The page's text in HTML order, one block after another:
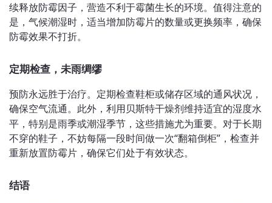
续释放防霉因子，营造不利于霉菌生长的环境。值得注意的
是，气候潮湿时，适当增加防霉片的数量或更换频率，确保
防霉效果不打折。
定期检查，未雨绸缪
预防永远胜于治疗。定期检查鞋柜或储存区域的通风状况，
确保空气流通。此外，利用 贝斯特干燥剂维持适宜的湿度水
平，特别是雨季或潮湿季节，这些措施尤为重要。对于长期
不穿的鞋子，不妨每隔一段时间做一次“翻箱倒柜”，检查并
重新放置防霉片，确保它们处于有效状态。
结语